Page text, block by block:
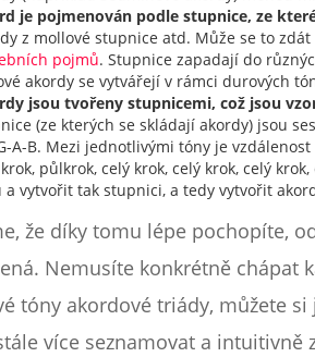
je pojmenován podle stupnice, ze
z mollové stupnice atd. Může se to
pojmů. Stupnice zapadají do
akordy se vytvářejí v rámci durových
jsou tvořeny stupnicemi, což jsou
(ze kterých se skládají akordy) jsou
A-B. Mezi jednotlivými tóny je
půlkrok, celý krok, celý krok, celý
a vytvořit tak stupnici, a tedy vytvořit
že díky tomu lépe pochopíte,
Nemusíte konkrétně chápat
tóny akordové triády, můžete
více seznamovat a intuitivně